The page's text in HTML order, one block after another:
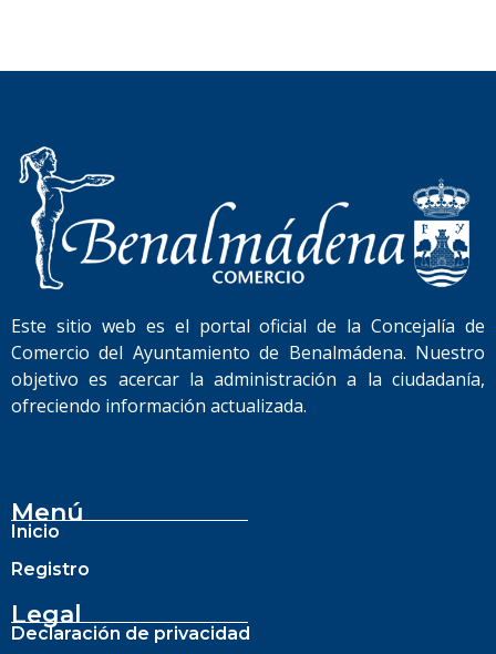
Este sitio web es el portal oficial de la Concejalía de
Comercio del Ayuntamiento de Benalmádena. Nuestro
objetivo es acercar la administración a la ciudadanía,
ofreciendo información actualizada.
Menú
Inicio
Registro
Legal
Declaración de privacidad